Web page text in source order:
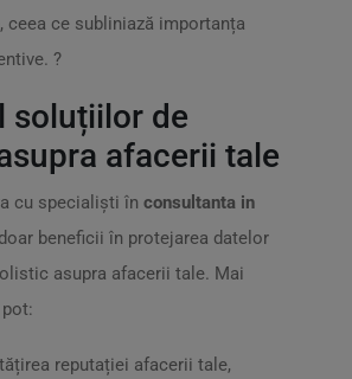
ceea ce subliniază importanța
?️
soluțiilor de
afacerii tale
cu specialiști în consultanta in
beneficii în protejarea datelor
asupra afacerii tale. Mai
reputației afacerii tale,